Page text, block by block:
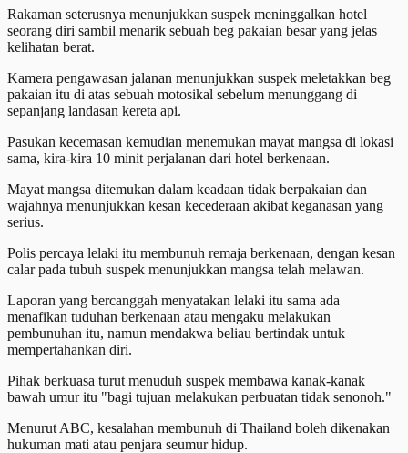
Rakaman seterusnya menunjukkan suspek meninggalkan hotel
seorang diri sambil menarik sebuah beg pakaian besar yang jelas
kelihatan berat.
Kamera pengawasan jalanan menunjukkan suspek meletakkan beg
pakaian itu di atas sebuah motosikal sebelum menunggang di
sepanjang landasan kereta api.
Pasukan kecemasan kemudian menemukan mayat mangsa di lokasi
sama, kira-kira 10 minit perjalanan dari hotel berkenaan.
Mayat mangsa ditemukan dalam keadaan tidak berpakaian dan
wajahnya menunjukkan kesan kecederaan akibat keganasan yang
serius.
Polis percaya lelaki itu membunuh remaja berkenaan, dengan kesan
calar pada tubuh suspek menunjukkan mangsa telah melawan.
Laporan yang bercanggah menyatakan lelaki itu sama ada
menafikan tuduhan berkenaan atau mengaku melakukan
pembunuhan itu, namun mendakwa beliau bertindak untuk
mempertahankan diri.
Pihak berkuasa turut menuduh suspek membawa kanak-kanak
bawah umur itu "bagi tujuan melakukan perbuatan tidak senonoh."
Menurut ABC, kesalahan membunuh di Thailand boleh dikenakan
hukuman mati atau penjara seumur hidup.